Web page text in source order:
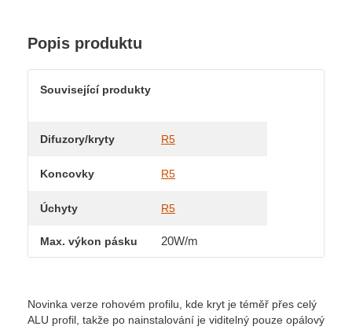
Popis produktu
Související produkty
Difuzory/kryty R5
Koncovky R5
Úchyty R5
Max. výkon pásku 20W/m
Novinka verze rohovém profilu, kde kryt je téměř přes celý
ALU profil, takže po nainstalování je viditelný pouze opálový